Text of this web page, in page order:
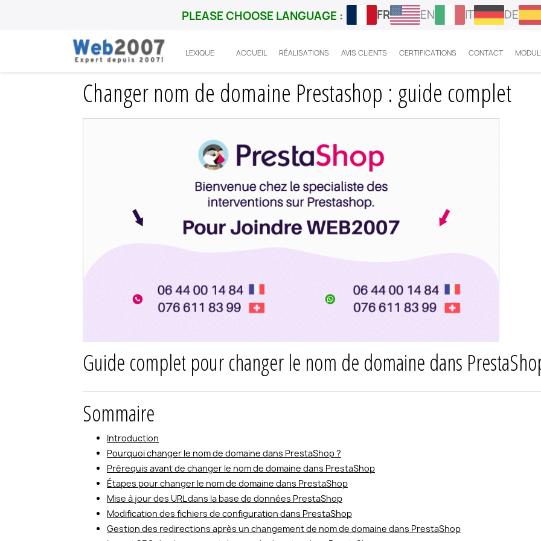
PLEASE CHOOSE LANGUAGE : FR EN IT DE
LEXIQUE ACCUEIL RÉALISATIONS AVIS CLIENTS CERTIFICATIONS CONTACT
Accueil Prestashop
Changer nom de domaine Prestashop : guide complet
Guide complet pour changer le nom de domaine dans
Sommaire
Introduction
Pourquoi changer le nom de domaine dans PrestaShop ?
Prérequis avant de changer le nom de domaine dans PrestaShop
Étapes pour changer le nom de domaine dans PrestaShop
Mise à jour des URL dans la base de données PrestaShop
Modification des fichiers de configuration dans PrestaShop
Gestion des redirections après un changement de nom de domaine dans PrestaShop